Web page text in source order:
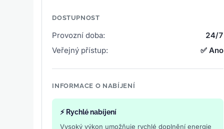
DOSTUPNOST
Provozní doba:
24/7
Veřejný přístup:
✅ Ano
INFORMACE O NABÍJENÍ
⚡ Rychlé nabíjení
Vysoký výkon umožňuje rychlé doplnění energie